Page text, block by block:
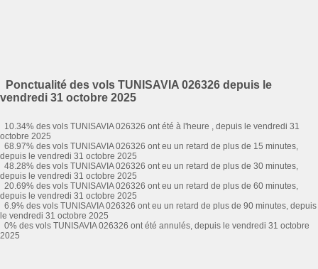
Ponctualité des vols TUNISAVIA 026326 depuis le
vendredi 31 octobre 2025
10.34% des vols TUNISAVIA 026326 ont été à l'heure , depuis le vendredi 31
octobre 2025
68.97% des vols TUNISAVIA 026326 ont eu un retard de plus de 15 minutes,
depuis le vendredi 31 octobre 2025
48.28% des vols TUNISAVIA 026326 ont eu un retard de plus de 30 minutes,
depuis le vendredi 31 octobre 2025
20.69% des vols TUNISAVIA 026326 ont eu un retard de plus de 60 minutes,
depuis le vendredi 31 octobre 2025
6.9% des vols TUNISAVIA 026326 ont eu un retard de plus de 90 minutes, depuis
le vendredi 31 octobre 2025
0% des vols TUNISAVIA 026326 ont été annulés, depuis le vendredi 31 octobre
2025